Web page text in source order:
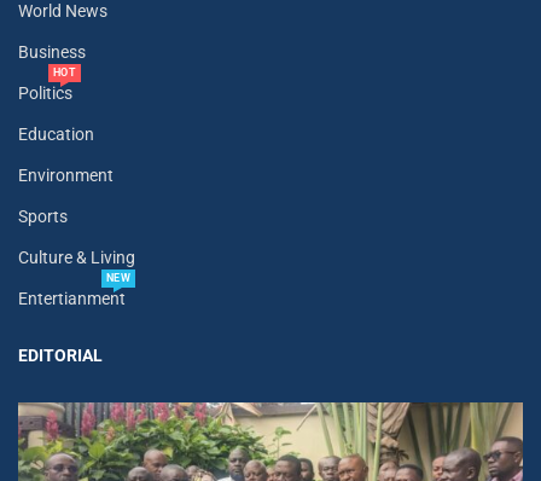
World News
Business
Politics
HOT
Education
Environment
Sports
Culture & Living
Entertianment
NEW
EDITORIAL